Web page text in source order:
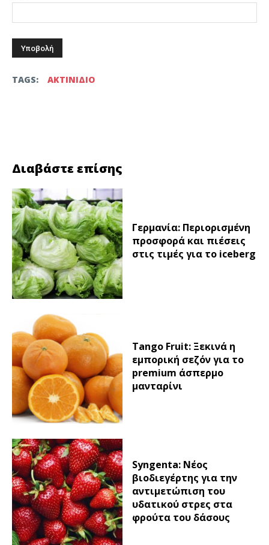
TAGS: ΑΚΤΙΝΙΔΙΟ
Διαβάστε επίσης
Γερμανία: Περιορισμένη
προσφορά και πιέσεις
στις τιμές για το iceberg
Tango Fruit: Ξεκινά η
εμπορική σεζόν για το
premium άσπερμο
μανταρίνι
Syngenta: Νέος
βιοδιεγέρτης για την
αντιμετώπιση του
υδατικού στρες στα
φρούτα του δάσους